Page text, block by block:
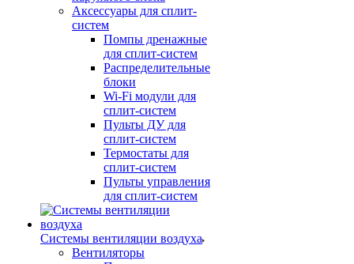
Аксессуары для сплит-
систем
Помпы дренажные
для сплит-систем
Распределительные
блоки
Wi-Fi модули для
сплит-систем
Пульты ДУ для
сплит-систем
Термостаты для
сплит-систем
Пульты управления
для сплит-систем
Системы вентиляции воздуха
Вентиляторы